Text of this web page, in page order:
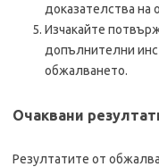
доказателства на
Изчакайте
допълнителни
обжалването.
Очаквани
Резултатите от